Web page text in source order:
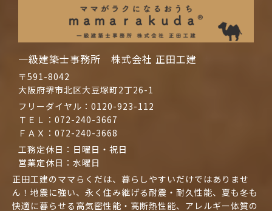
一級建築士事務所 株式会社 正田工建
〒591-8042
大阪府堺市北区大豆塚町2丁26-1
フリーダイヤル： 0120-923-112
ＴＥＬ： 072-240-3667
ＦＡＸ：072-240-3668
工務定休日：日曜日・祝日
営業定休日：水曜日
正田工建のママらくだは、暮らしやすいだけではありませ
ん！地震に強い、永く住み継げる耐震・耐久性能、夏も冬も
快適に暮らせる高気密性能・高断熱性能、アレルギー体質の